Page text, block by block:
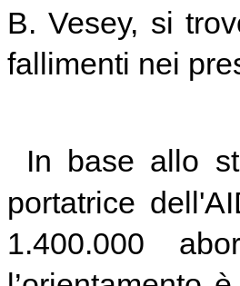
B. Vesey, si
fallimenti nei
In base allo
portatrice
1.400.000